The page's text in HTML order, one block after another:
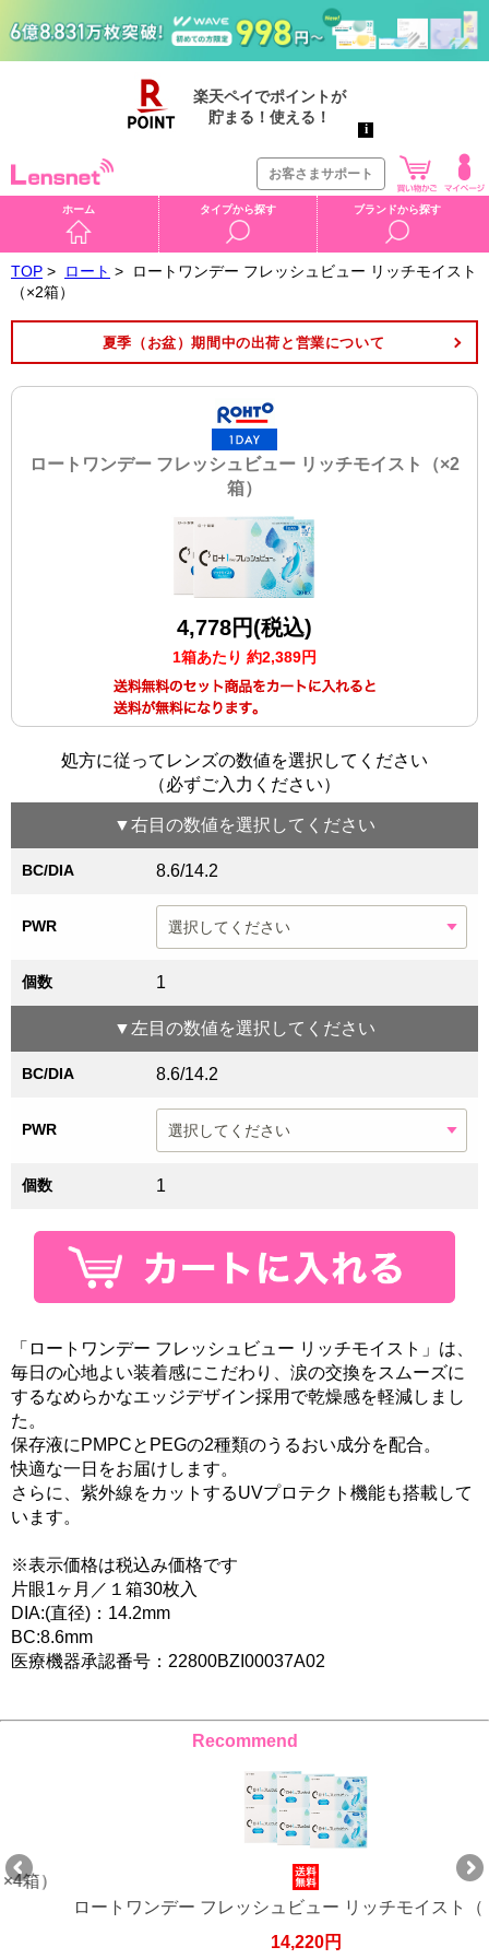
お客さまサポート
ホーム タイプから探す ブランドから探す
TOP > ロート >
ロートワンデー フレッシュビュー リッチモイスト
（×2箱）
夏季（お盆）期間中の出荷と営業について
ロートワンデー フレッシュビュー リッチモイスト（×2
箱）
4,778円(税込)
1箱あたり 約2,389円
処方に従ってレンズの数値を選択してください
（必ずご入力ください）
▼右目 の数値を選択してください
BC/DIA 8.6/14.2
PWR
個数 1
▼ 左目 の数値を選択してください
BC/DIA 8.6/14.2
PWR
個数 1
「ロートワンデー フレッシュビュー リッチモイスト」は、
毎日の心地よい装着感にこだわり、涙の交換をスムーズに
するなめらかなエッジデザイン採用で乾燥感を軽減しまし
た。
保存液にPMPCとPEGの2種類のうるおい成分を配合。
快適な一日をお届けします。
さらに、紫外線をカットするUVプロテクト機能も搭載して
います。
※表示価格は税込み価格です
片眼1ヶ月／１箱30枚入
DIA:(直径)：14.2mm
BC:8.6mm
医療機器承認番号：22800BZI00037A02
Recommend
ロートワンデー フレッシュビュー リッチモイスト（×6箱
14,220円